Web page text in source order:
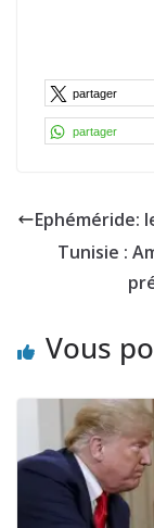
partager
partager
Ephéméride:
Tunisie :
Vous